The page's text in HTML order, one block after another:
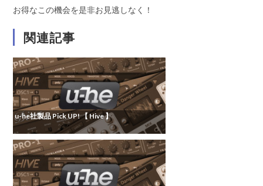
お得なこの機会を是非お見逃しなく！
関連記事
u-he社製品 Pick UP! 【 Hive 】